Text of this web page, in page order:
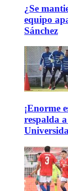
¿Se
equipo
Sánchez
¡Enorme
respalda